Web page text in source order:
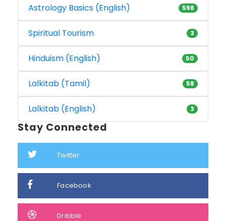
Astrology Basics (English) 598
Spiritual Tourism 3
Hinduism (English) 50
Lalkitab (Tamil) 58
Lalkitab (English) 3
Stay Connected
Twitter
Facebook
Dribble